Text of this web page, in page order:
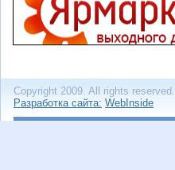
Copyright 2009. All rights reserved.
Разработка сайта: WebInside